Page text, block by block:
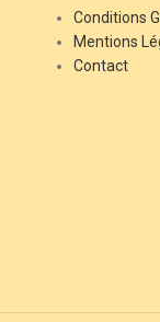
Conditions
Mentions
Contact